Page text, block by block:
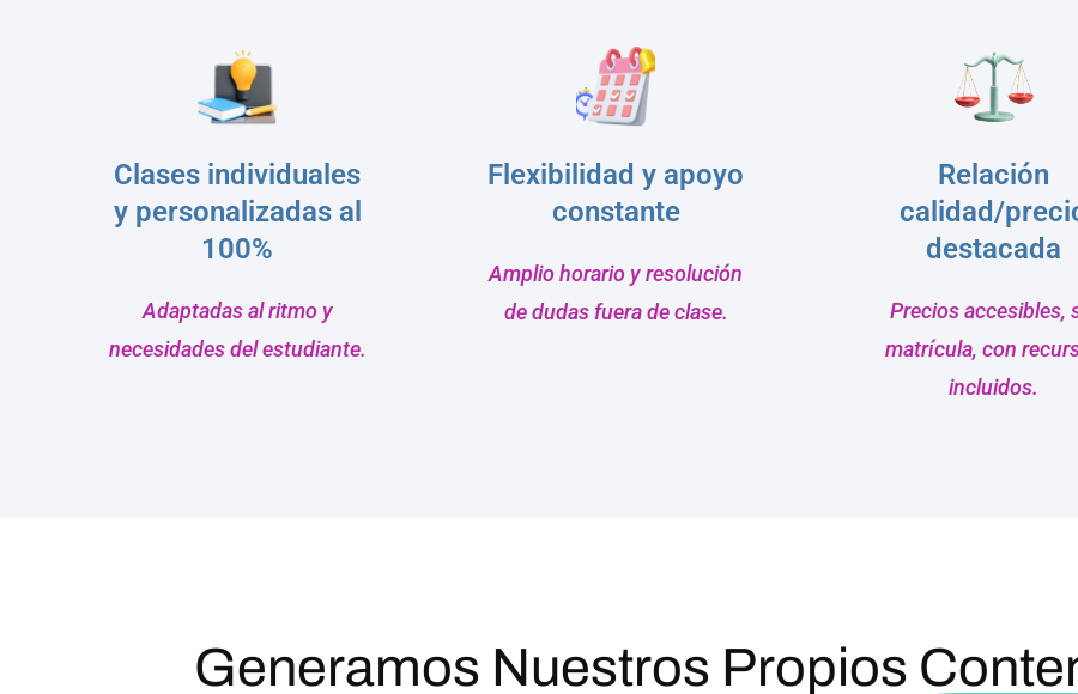
Clases individuales
y personalizadas al
100%
Adaptadas al ritmo y
necesidades del estudiante.
Flexibilidad y apoyo
constante
Amplio horario y resolución
de dudas fuera de clase.
Relación
calidad/
destacada
Precios accesibles,
matrícula, con
incluidos.
Generamos Nuestros Propios